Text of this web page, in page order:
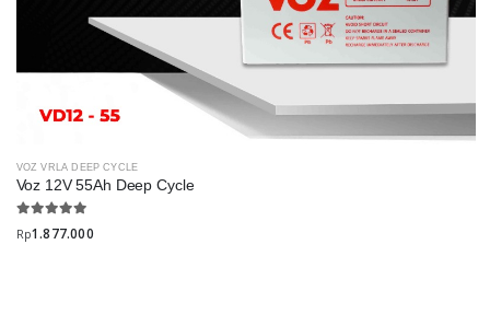
VOZ VRLA DEEP CYCLE
Voz 12V 55Ah Deep Cycle
Rp1.877.000